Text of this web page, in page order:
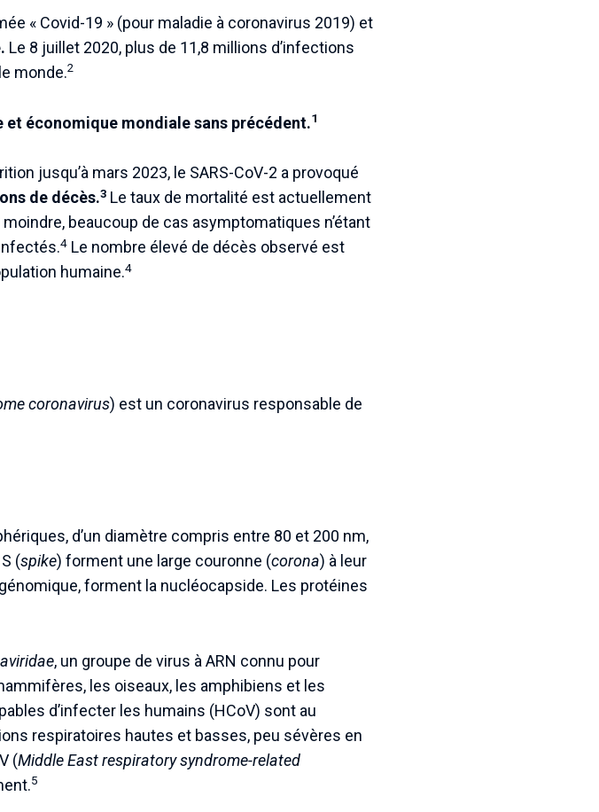
« Covid-19 » (pour maladie à coronavirus 2019) et
Le 8 juillet 2020, plus de 11,8 millions d’infections
monde.2
et économique mondiale sans précédent.1
jusqu’à mars 2023, le SARS-CoV-2 a provoqué
de décès.3 Le taux de mortalité est actuellement
beaucoup de cas asymptomatiques n’étant
4 Le nombre élevé de décès observé est
humaine.4
coronavirus) est un coronavirus responsable de
d’un diamètre compris entre 80 et 200 nm,
(spike) forment une large couronne (corona) à leur
forment la nucléocapside. Les protéines
, un groupe de virus à ARN connu pour
les oiseaux, les amphibiens et les
d’infecter les humains (HCoV) sont au
respiratoires hautes et basses, peu sévères en
(Middle East respiratory syndrome-related
5